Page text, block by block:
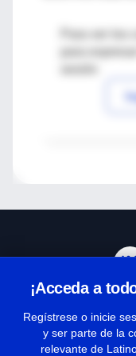
Para ver los
¡Acceda a
Regístrese o inicie
y ser parte de la
relevante de